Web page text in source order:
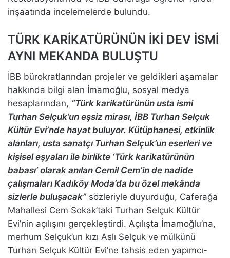
inşaatında incelemelerde bulundu.
TÜRK KARİKATÜRÜNÜN İKİ DEV İSMİ
AYNI MEKANDA BULUŞTU
İBB bürokratlarından projeler ve geldikleri aşamalar
hakkında bilgi alan İmamoğlu, sosyal medya
hesaplarından, “Türk karikatürünün usta ismi
Turhan Selçuk’un eşsiz mirası, İBB Turhan Selçuk
Kültür Evi’nde hayat buluyor. Kütüphanesi, etkinlik
alanları, usta sanatçı Turhan Selçuk’un eserleri ve
kişisel eşyaları ile birlikte ‘Türk karikatürünün
babası’ olarak anılan Cemil Cem’in de nadide
çalışmaları Kadıköy Moda’da bu özel mekânda
sizlerle buluşacak”sözleriyle duyurduğu, Caferağa
Mahallesi Cem Sokak’taki Turhan Selçuk Kültür
Evi’nin açılışını gerçekleştirdi. Açılışta İmamoğlu’na,
merhum Selçuk’un kızı Aslı Selçuk ve mülkünü
Turhan Selçuk Kültür Evi’ne tahsis eden yapımcı-